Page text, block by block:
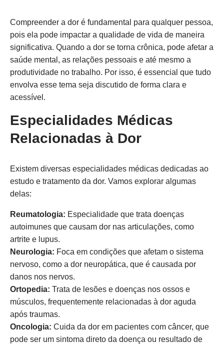
Compreender a dor é fundamental para qualquer pessoa,
pois ela pode impactar a qualidade de vida de maneira
significativa. Quando a dor se torna crônica, pode afetar a
saúde mental, as relações pessoais e até mesmo a
produtividade no trabalho. Por isso, é essencial que tudo
envolva esse tema seja discutido de forma clara e
acessível.
Especialidades Médicas
Relacionadas à Dor
Existem diversas especialidades médicas dedicadas ao
estudo e tratamento da dor. Vamos explorar algumas
delas:
Reumatologia: Especialidade que trata doenças
autoimunes que causam dor nas articulações, como
artrite e lupus.
Neurologia: Foca em condições que afetam o sistema
nervoso, como a dor neuropática, que é causada por
danos nos nervos.
Ortopedia: Trata de lesões e doenças nos ossos e
músculos, frequentemente relacionadas à dor aguda
após traumas.
Oncologia: Cuida da dor em pacientes com câncer, que
pode ser um sintoma direto da doença ou resultado de